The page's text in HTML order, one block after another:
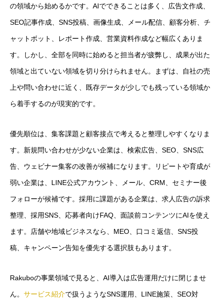
の領域から始めるかです。AIでできることは多く、広告文作成、
SEO記事作成、SNS投稿、画像生成、メール配信、顧客分析、チ
ャットボット、レポート作成、営業資料作成など幅広くありま
す。しかし、全部を同時に始めると担当者が疲弊し、成果が出た
領域と出ていない領域を切り分けられません。まずは、自社の売
上や問い合わせに近く、既存データが少しでも残っている領域か
ら着手するのが現実的です。
優先順位は、集客課題と顧客接点で考えると整理しやすくなりま
す。新規問い合わせが少ない企業は、検索広告、SEO、SNS広
告、ウェビナー集客の改善が候補になります。リピートや育成が
弱い企業は、LINE公式アカウント、メール、CRM、セミナー後
フォローが候補です。採用に課題がある企業は、求人広告の訴求
整理、採用SNS、応募者向けFAQ、面談前コンテンツにAIを使え
ます。店舗や地域ビジネスなら、MEO、口コミ返信、SNS投
稿、キャンペーン告知を優先する選択肢もあります。
Rakuboの事業領域で見ると、AI導入は広告運用だけに閉じませ
ん。 サービス紹介で扱うようなSNS運用、LINE施策、SEO対